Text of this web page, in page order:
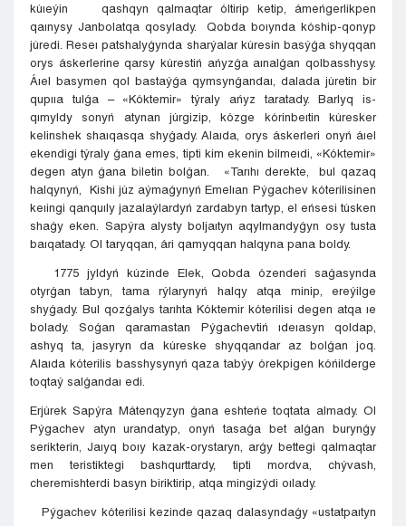
kúıeýin qashqyn qalmaqtar óltirip ketip, ámeńgerlikpen
qaınysy Janbolatqa qosylady. Qobda boıynda kóship-qonyp
júredi. Reseı patshalyǵynda sharýalar kúresin basýǵa shyqqan
orys áskerlerine qarsy kúrestiń ańyzǵa aınalǵan qolbasshysy.
Áıel basymen qol bastaýǵa qymsynǵandaı, dalada júretin bir
qupııa tulǵa – «Kóktemir» týraly ańyz taratady. Barlyq is-
qımyldy sonyń atynan júrgizip, kózge kórinbeıtin kúresker
kelinshek shaıqasqa shyǵady. Alaıda, orys áskerleri onyń áıel
ekendigi týraly ǵana emes, tipti kim ekenin bilmeıdi, «Kóktemir»
degen atyn ǵana biletin bolǵan. «Tarıhı derekte, bul qazaq
halqynyń, Kishi júz aýmaǵynyń Emelıan Pýgachev kóterilisinen
keıingi qanquıly jazalaýlardyń zardabyn tartyp, el eńsesi túsken
shaǵy eken. Sapýra alysty boljaıtyn aqylmandyǵyn osy tusta
baıqatady. Ol taryqqan, ári qamyqqan halqyna pana boldy.
1775 jyldyń kúzinde Elek, Qobda ózenderi saǵasynda
otyrǵan tabyn, tama rýlarynyń halqy atqa minip, ereýilge
shyǵady. Bul qozǵalys tarıhta Kóktemir kóterilisi degen atqa ıe
bolady. Soǵan qaramastan Pýgachevtiń ıdeıasyn qoldap,
ashyq ta, jasyryn da kúreske shyqqandar az bolǵan joq.
Alaıda kóterilis basshysynyń qaza tabýy órekpigen kóńilderge
toqtaý salǵandaı edi.
Erjúrek Sapýra Mátenqyzyn ǵana eshteńe toqtata almady. Ol
Pýgachev atyn urandatyp, onyń tasaǵa bet alǵan burynǵy
serikterin, Jaıyq boıy kazak-orystaryn, arǵy bettegi qalmaqtar
men teristiktegi bashqurttardy, tipti mordva, chývash,
cheremishterdi basyn biriktirip, atqa mingizýdi oılady.
Pýgachev kóterilisi kezinde qazaq dalasyndaǵy «ustatpaıtyn